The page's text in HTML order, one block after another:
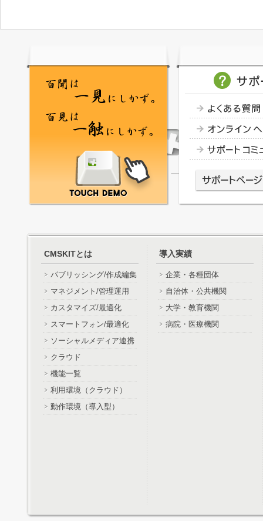
CMSKITとは
パブリッシング/作成編集
マネジメント/管理運用
カスタマイズ/最適化
スマートフォン/最適化
ソーシャルメディア連携
クラウド
機能一覧
利用環境（クラウド）
動作環境（導入型）
導入実績
企業・各種団体
自治体・公共機関
大学・教育機関
病院・医療機関